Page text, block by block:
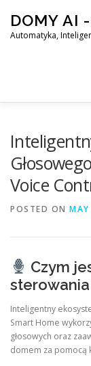
content
DOMY AI
Automatyka,
SMART DOM
Voice
POSTED ON
Czym
sterowania
Inteligentny
Smart Home
głosowych oraz
domem za pomocą